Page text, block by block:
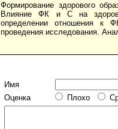
Формирование здорового
Влияние ФК и С на
определении отношения к
проведения исследования.
Имя
Оценка
Плохо